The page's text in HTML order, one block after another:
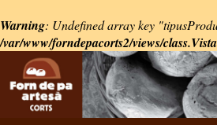
Warning: Undefined array key
/var/www/forndepacorts2/views/